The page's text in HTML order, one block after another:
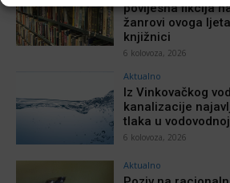
povijesna fikcija
žanrovi ovoga
knjižnici
6 kolovoza, 2026
Aktualno
Iz Vinkovačkog
kanalizacije
tlaka u
6 kolovoza, 2026
Aktualno